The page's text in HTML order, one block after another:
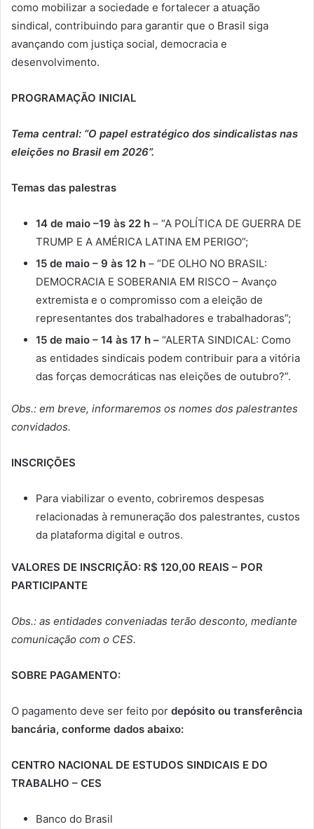
como mobilizar a sociedade e fortalecer a atuação
sindical, contribuindo para garantir que o Brasil siga
avançando com justiça social, democracia e
desenvolvimento.
PROGRAMAÇÃO INICIAL
Tema central: “O papel estratégico dos sindicalistas nas
eleições no Brasil em 2026”.
Temas das palestras
14 de maio –19 às 22 h – “A POLÍTICA DE GUERRA DE
TRUMP E A AMÉRICA LATINA EM PERIGO”;
15 de maio – 9 às 12 h – “DE OLHO NO BRASIL:
DEMOCRACIA E SOBERANIA EM RISCO – Avanço
extremista e o compromisso com a eleição de
representantes dos trabalhadores e trabalhadoras”;
15 de maio – 14 às 17 h – “ALERTA SINDICAL: Como
as entidades sindicais podem contribuir para a vitória
das forças democráticas nas eleições de outubro?”.
Obs.: em breve, informaremos os nomes dos palestrantes
convidados.
INSCRIÇÕES
Para viabilizar o evento, cobriremos despesas
relacionadas à remuneração dos palestrantes, custos
da plataforma digital e outros.
VALORES DE INSCRIÇÃO: R$ 120,00 REAIS – POR
PARTICIPANTE
Obs.: as entidades conveniadas terão desconto, mediante
comunicação com o CES.
SOBRE PAGAMENTO:
O pagamento deve ser feito por depósito ou transferência
bancária, conforme dados abaixo:
CENTRO NACIONAL DE ESTUDOS SINDICAIS E DO
TRABALHO – CES
Banco do Brasil